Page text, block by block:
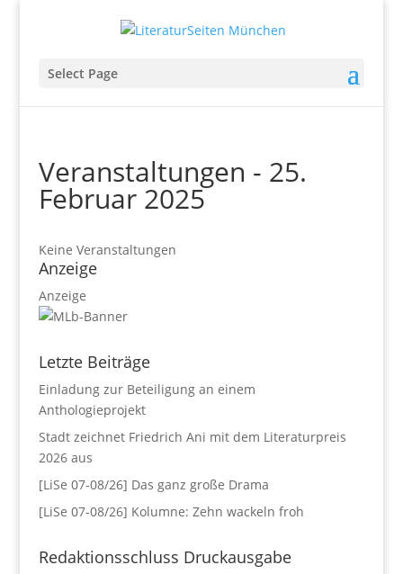
Select Page
Veranstaltungen - 25.
Februar 2025
Keine Veranstaltungen
Anzeige
Anzeige
Letzte Beiträge
Einladung zur Beteiligung an einem
Anthologieprojekt
Stadt zeichnet Friedrich Ani mit dem Literaturpreis
2026 aus
[LiSe 07-08/26] Das ganz große Drama
[LiSe 07-08/26] Kolumne: Zehn wackeln froh
Redaktionsschluss Druckausgabe